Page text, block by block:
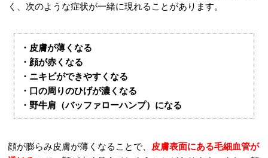
く、次のような症状が一緒に現れることがあります。
・皮膚が薄くなる
・顔が赤くなる
・ニキビができやすくなる
・口の周りのひげが濃くなる
・野牛肩（バッファローハンプ）になる
顔が膨らみ皮膚が薄くなることで、
皮膚表面にある毛細血管が